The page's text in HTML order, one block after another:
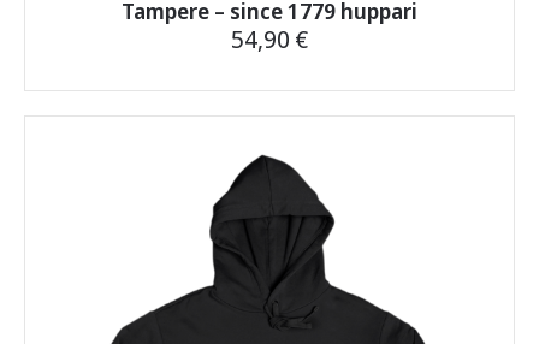
Tampere – since 1779 huppari
54,90 €
tuotteella
useampi
muunnelma.
Voit
tehdä
valinnat
tuotteen
sivulla.